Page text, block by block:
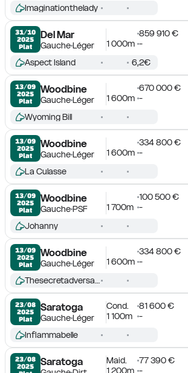
Imaginationthelady
31/10
2025
Plat
Del Mar
GaucheLéger
859 910 €
1 000m -
Aspect Island 6,2€
13/09
2025
Plat
Woodbine
GaucheLéger
670 000 €
1 600m -
Wyoming Bill
13/09
2025
Plat
Woodbine
GaucheLéger
334 800 €
1 600m -
La Culasse
13/09
2025
Plat
Woodbine
GauchePSF
100 500 €
1 700m -
Johanny
13/09
2025
Plat
Woodbine
GaucheLéger
334 800 €
1 600m -
Thesecretadversary
23/08
2025
Plat
Saratoga
GaucheLéger
Cond.
81 600 €
1 100m
-
Inflammabelle
23/08
2025
Saratoga Maid.
77 390 €
1 200m -